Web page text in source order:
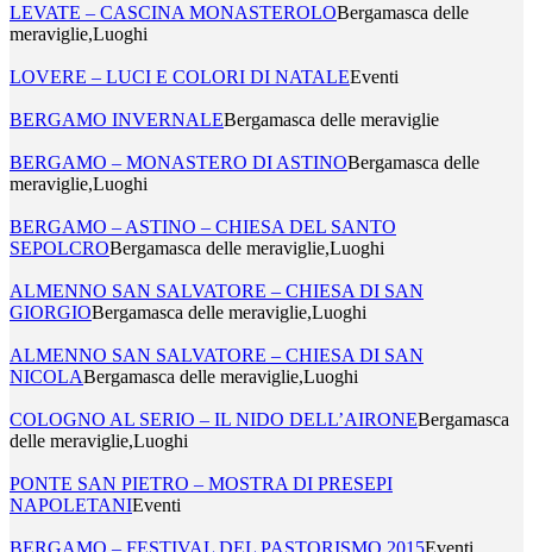
LEVATE – CASCINA MONASTEROLOBergamasca delle
meraviglie,Luoghi
LOVERE – LUCI E COLORI DI NATALEEventi
BERGAMO INVERNALEBergamasca delle meraviglie
BERGAMO – MONASTERO DI ASTINOBergamasca delle
meraviglie,Luoghi
BERGAMO – ASTINO – CHIESA DEL SANTO
SEPOLCROBergamasca delle meraviglie,Luoghi
ALMENNO SAN SALVATORE – CHIESA DI SAN
GIORGIOBergamasca delle meraviglie,Luoghi
ALMENNO SAN SALVATORE – CHIESA DI SAN
NICOLABergamasca delle meraviglie,Luoghi
COLOGNO AL SERIO – IL NIDO DELL’AIRONEBergamasca
delle meraviglie,Luoghi
PONTE SAN PIETRO – MOSTRA DI PRESEPI
NAPOLETANIEventi
BERGAMO – FESTIVAL DEL PASTORISMO 2015Eventi